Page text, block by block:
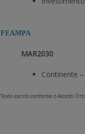
FEAMPA
MAR2030
Continente
Texto escrito conforme o Acordo